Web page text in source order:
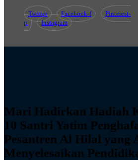
Twitter Facebook-f
Pinterest-
p
Instagram
Mari Hadirkan Hadiah
10 Santri Yatim
Pesantren Al Hilal yang
Menyelesaikan